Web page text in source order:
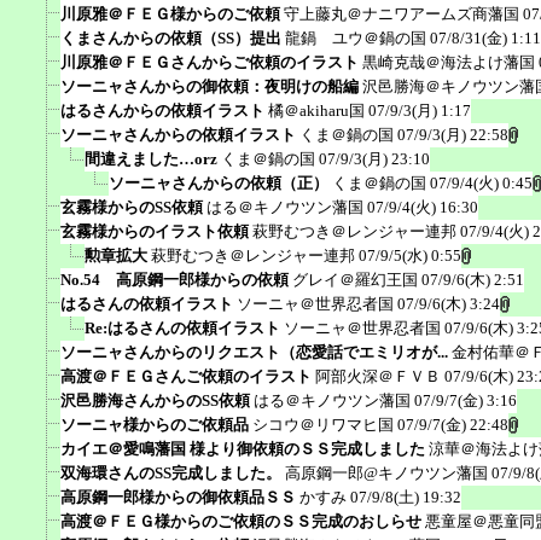
川原雅＠ＦＥＧ様からのご依頼 守上藤丸＠ナニワアームズ商藩国
くまさんからの依頼（SS）提出 龍鍋 ユウ＠鍋の国 07/8/31(金) 1:11
川原雅＠ＦＥＧさんからご依頼のイラスト 黒崎克哉＠海法よけ藩国
ソーニャさんからの御依頼：夜明けの船編 沢邑勝海＠キノウツン藩
はるさんからの依頼イラスト 橘＠akiharu国 07/9/3(月) 1:17
ソーニャさんからの依頼イラスト くま＠鍋の国 07/9/3(月) 22:58
間違えました…orz くま＠鍋の国 07/9/3(月) 23:10
ソーニャさんからの依頼（正）
くま＠鍋の国 07/9/4(火) 0:45
玄霧様からのSS依頼 はる＠キノウツン藩国 07/9/4(火) 16:30
玄霧様からのイラスト依頼 萩野むつき＠レンジャー連邦 07/9/4(火)
勲章拡大 萩野むつき＠レンジャー連邦 07/9/5(水) 0:55
No.54 高原鋼一郎様からの依頼 グレイ＠羅幻王国 07/9/6(木) 2:51
はるさんの依頼イラスト ソーニャ＠世界忍者国 07/9/6(木) 3:24
Re:はるさんの依頼イラスト ソーニャ＠世界忍者国 07/9/6(木)
ソーニャさんからのリクエスト（恋愛話でエミリオが... 金村佑華＠
高渡＠ＦＥＧさんご依頼のイラスト 阿部火深＠ＦＶＢ 07/9/6(木)
沢邑勝海さんからのSS依頼 はる＠キノウツン藩国 07/9/7(金) 3:16
ソーニャ様からのご依頼品 シコウ＠リワマヒ国 07/9/7(金) 22:48
カイエ＠愛鳴藩国 様より御依頼のＳＳ完成しました 涼華＠海法よ
双海環さんのSS完成しました。
高原鋼一郎@キノウツン藩国 07/9/
高原鋼一郎様からの御依頼品ＳＳ かすみ 07/9/8(土) 19:32
高渡＠ＦＥＧ様からのご依頼のＳＳ完成のおしらせ 悪童屋＠悪童同